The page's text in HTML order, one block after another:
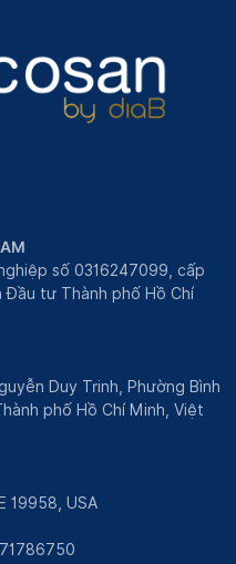
số 0316247099, cấp
tư Thành phố Hồ Chí
Duy Trinh, Phường Bình
phố Hồ Chí Minh, Việt
19958, USA